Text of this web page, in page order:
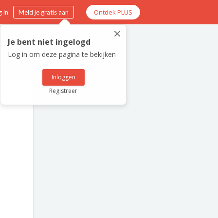
in Meld je gratis aan Ontdek PLUS
×
Je bent niet ingelogd
Log in om deze pagina te bekijken
Inloggen
Registreer